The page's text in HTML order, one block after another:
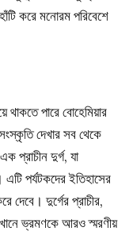
করে মনোরম পরিবেশে
পারে বোহেমিয়ার
দেখার সব থেকে
প্রাচীন দুর্গ, যা
পর্যটকদের ইতিহাসের
দেবে। দুর্গের প্রাচীর,
ভ্রমণকে আরও স্মরণীয়